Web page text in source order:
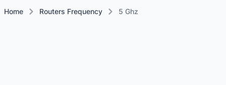
Home Routers Frequency 5 Ghz